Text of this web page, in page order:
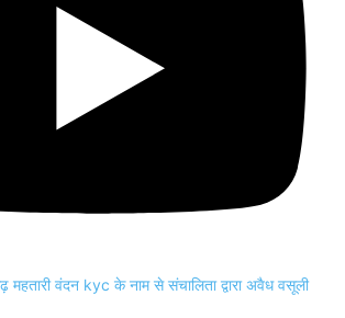
वंदन kyc के नाम से संचालिता द्वारा अवैध वसूली